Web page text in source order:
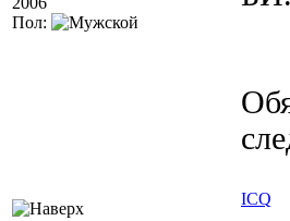
Пол:
ICQ